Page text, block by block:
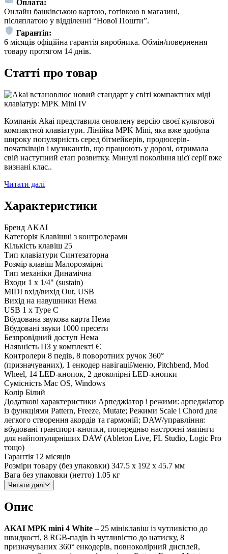
Оплата:
Онлайн банківською картою, готівкою в магазині,
післяплатою у відділенні “Нової Пошти”.
Гарантія:
6 місяців офіційна гарантія виробника. Обмін/повернення
товару протягом 14 днів.
Статті про товар
Компанія Akai представила оновлену версію своєї культової
компактної клавіатури. Лінійка MPK Mini, яка вже здобула
широку популярність серед бітмейкерів, продюсерів-
початківців і музикантів, що працюють у дорозі, отримала
свій наступний етап розвитку. Минулі покоління цієї серії вже
визнані клас..
Читати далі
Характеристики
Бренд AKAI
Категорія Клавішні з контролерами
Кількість клавіш 25
Тип клавіатури Синтезаторна
Розмір клавіш Малорозмірні
Тип механіки Динамічна
Входи 1 x 1/4" (sustain)
MIDI вхід/вихід Out, USB
Вихід на навушники Нема
USB 1 x Type C
Вбудована звукова карта Нема
Вбудовані звуки 1000 пресети
Безпровідний доступ Нема
Наявність ПЗ у комплекті Є
Контролери 8 педів, 8 поворотних ручок 360°
(призначуваних), 1 енкодер навігації/меню, Pitchbend, Mod
Wheel, 14 LED-кнопок, 2 двоколірні LED-кнопки
Сумісність Mac OS, Windows
Колір Білий
Додаткові характеристики Арпеджіатор і режими: арпеджіатор
із функціями Pattern, Freeze, Mutate; Режими Scale і Chord для
легкого створення акордів та гармоній; DAW/управління:
вбудовані транспорт-кнопки, попередньо настроєні мапінги
для найпопулярніших DAW (Ableton Live, FL Studio, Logic Pro
тощо)
Гарантія 12 місяців
Розміри товару (без упаковки) 347.5 x 192 x 45.7 мм
Вага без упаковки (нетто) 1.05 кг
Читати далі
Опис
AKAI MPK mini 4 White – 25 мініклавіш із чутливістю до
швидкості, 8 RGB-падів із чутливістю до натиску, 8
призначуваних 360° енкодерів, повноколірний дисплей,